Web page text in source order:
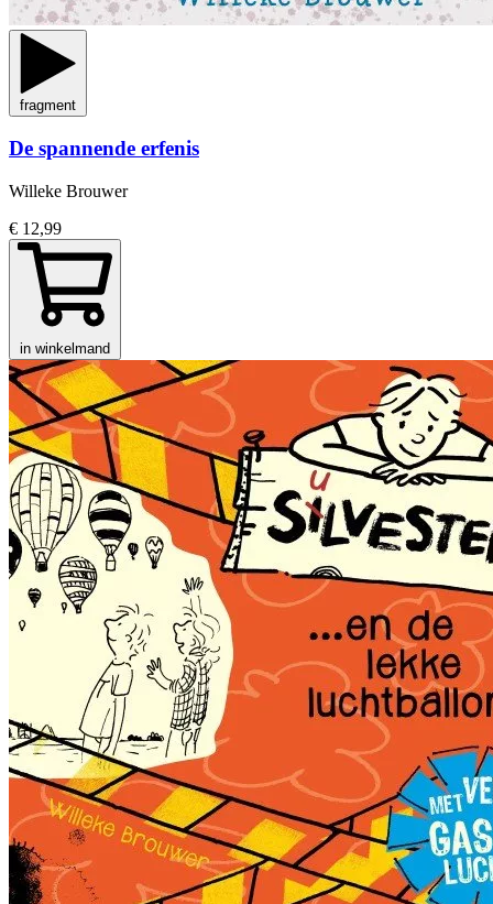
fragment
De spannende erfenis
Willeke Brouwer
€ 12,99
in winkelmand